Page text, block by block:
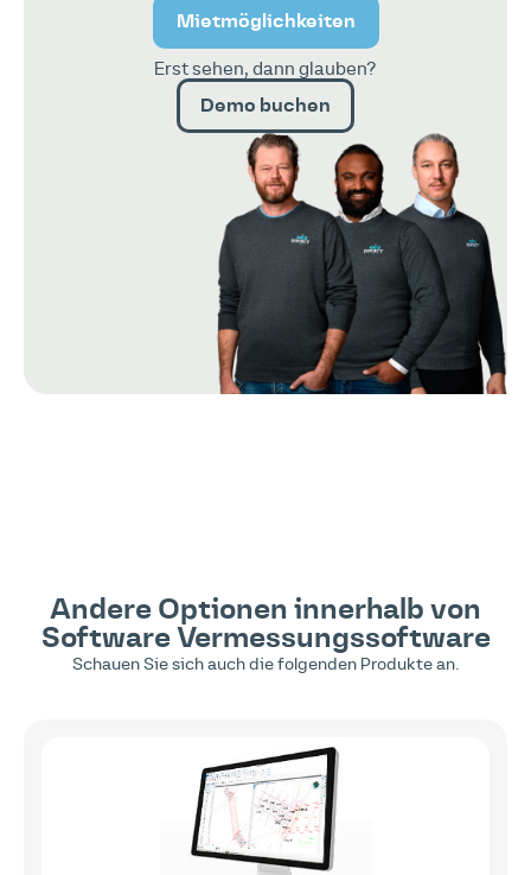
Mietmöglichkeiten
Erst sehen, dann glauben?
Demo buchen
Andere Optionen innerhalb von
Software Vermessungssoftware
Schauen Sie sich auch die folgenden Produkte an.